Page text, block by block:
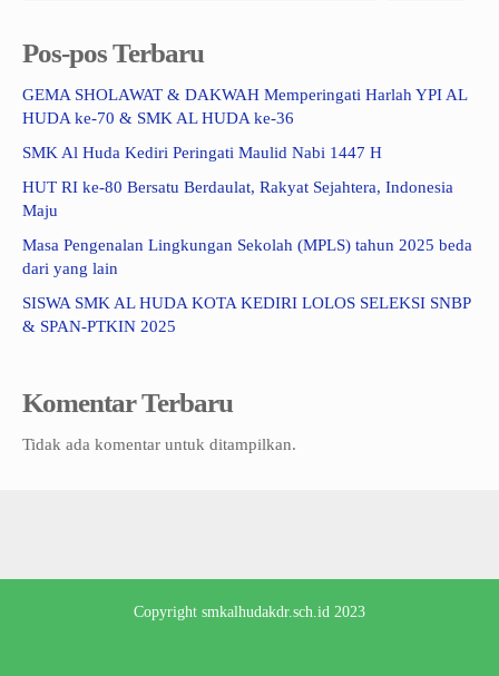
Pos-pos Terbaru
GEMA SHOLAWAT & DAKWAH Memperingati Harlah YPI AL
HUDA ke-70 & SMK AL HUDA ke-36
SMK Al Huda Kediri Peringati Maulid Nabi 1447 H
HUT RI ke-80 Bersatu Berdaulat, Rakyat Sejahtera, Indonesia
Maju
Masa Pengenalan Lingkungan Sekolah (MPLS) tahun 2025 beda
dari yang lain
SISWA SMK AL HUDA KOTA KEDIRI LOLOS SELEKSI SNBP
& SPAN-PTKIN 2025
Komentar Terbaru
Tidak ada komentar untuk ditampilkan.
Copyright smkalhudakdr.sch.id 2023